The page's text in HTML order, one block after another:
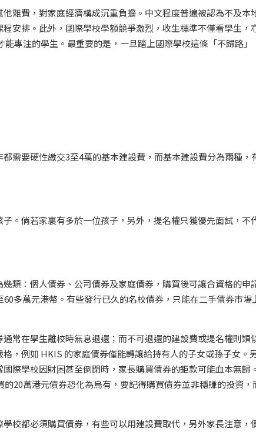
雜費，對家庭經濟構成沉重負擔。中文程度普遍被認為不及本
安排。此外，國際學校學額競爭激烈，收生標準不僅看學生，
專注的學生。最重要的是，一旦踏上國際學校這條「不歸路」
需要硬性繳交3至4萬的基本建設費，而基本建設費分為兩種，
。倘若家裏有多於一位孩子，另外，提名權只獲優先面試，不
類：個人債券、公司債券及家庭債券，購買後可讓合資格的申
多萬元港幣。有些發行已久的名校債券，只能在二手債券市場
常在學生離校時無息退還；而不可退還的建設費或提名權則類
，例如 HKIS 的家庭債券僅能轉讓給持有人的子女或孫子女。
際學校因財困甚至倒閉時，家長購買債券的鉅款可能血本無歸。
20萬港元債券恐化為烏有，要記得購買債券並非穩賺的投資，
校都必須購買債券，有些可以用建設費取代，另外家長注意，